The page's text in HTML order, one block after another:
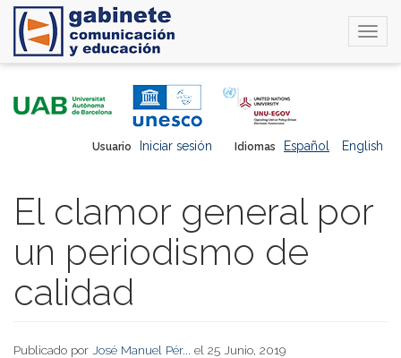
Idiomas Español English
Usuario Iniciar sesión
El clamor general por
un periodismo de
calidad
Publicado por José Manuel Pér... el 25 Junio, 2019